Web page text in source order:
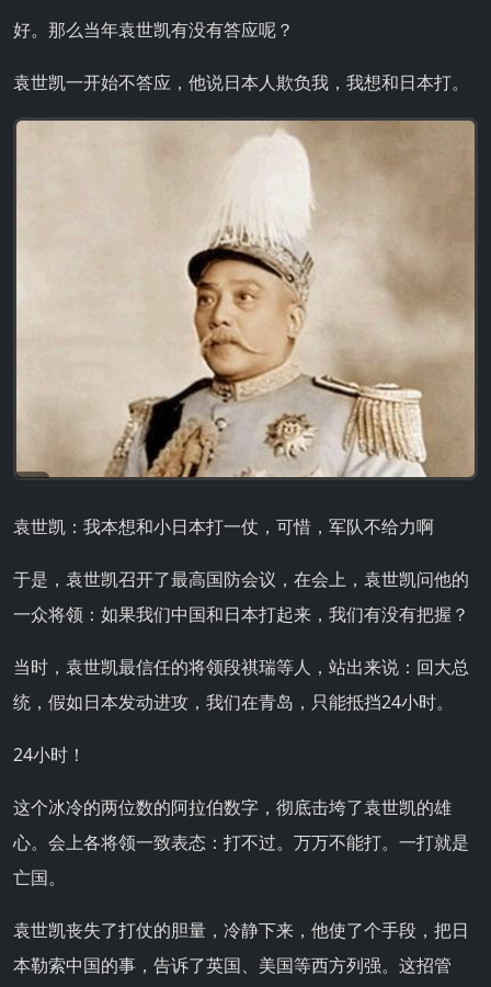
好。那么当年袁世凯有没有答应呢？
袁世凯一开始不答应，他说日本人欺负我，我想和日本打。
袁世凯：我本想和小日本打一仗，可惜，军队不给力啊
于是，袁世凯召开了最高国防会议，在会上，袁世凯问他的
一众将领：如果我们中国和日本打起来，我们有没有把握？
当时，袁世凯最信任的将领段祺瑞等人，站出来说：回大总
统，假如日本发动进攻，我们在青岛，只能抵挡24小时。
24小时！
这个冰冷的两位数的阿拉伯数字，彻底击垮了袁世凯的雄
心。会上各将领一致表态：打不过。万万不能打。一打就是
亡国。
袁世凯丧失了打仗的胆量，冷静下来，他使了个手段，把日
本勒索中国的事，告诉了英国、美国等西方列强。这招管